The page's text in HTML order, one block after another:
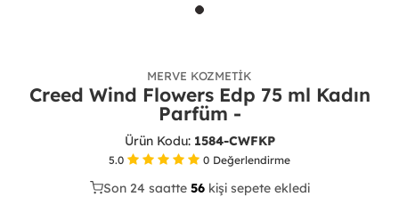
MERVE KOZMETIK
Creed Wind Flowers Edp 75 ml Kadın
Parfüm -
Ürün Kodu: 1584-CWFKP
5.0 0 Değerlendirme
34
Son 24 saatte 56 kişi sepete ekledi
18